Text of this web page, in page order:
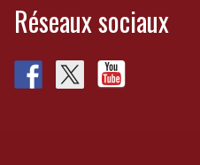
Réseaux sociaux